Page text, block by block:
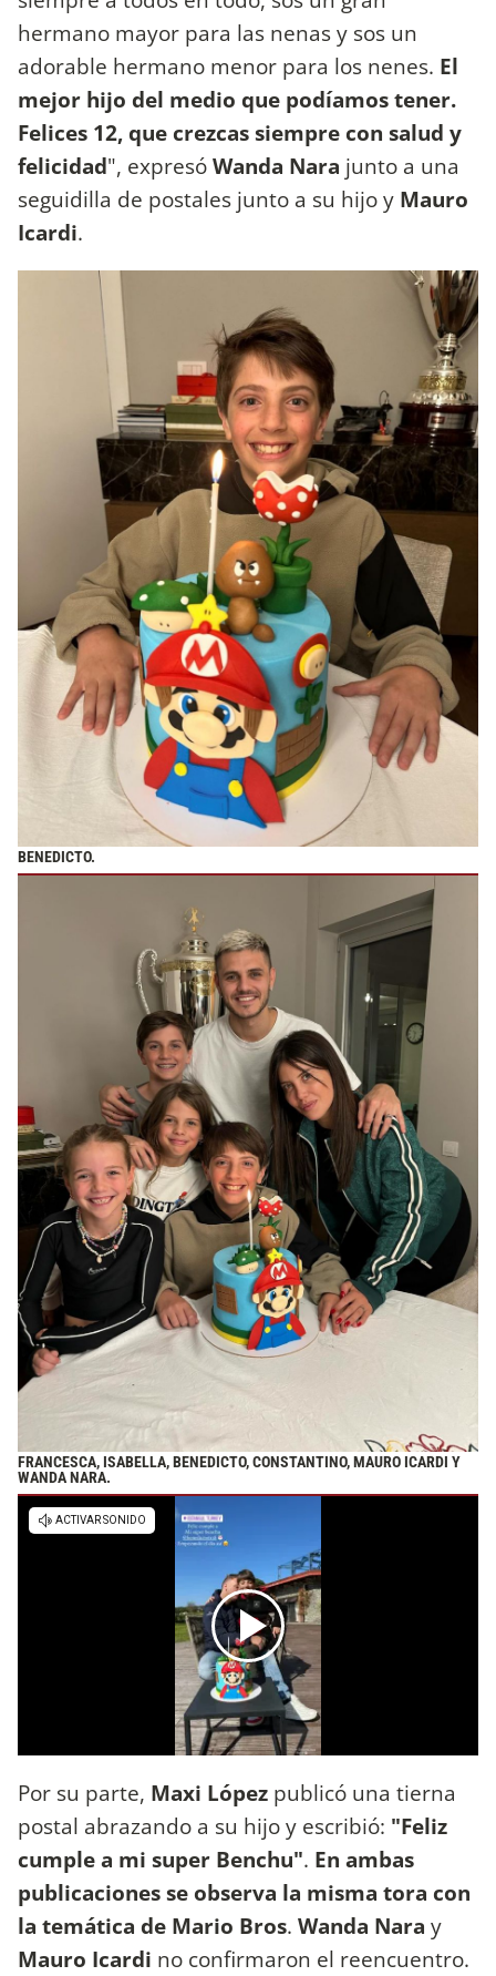
hermano mayor para las nenas y sos un
adorable hermano menor para los nenes. El
mejor hijo del medio que podíamos tener.
Felices 12, que crezcas siempre con salud y
felicidad", expresóWanda Nara junto a una
seguidilla de postales junto a su hijo y Mauro
Icardi.
BENEDICTO.
FRANCESCA, ISABELLA, BENEDICTO, CONSTANTINO, MAURO ICARDI Y
WANDA NARA.
Por su parte, Maxi López publicó una tierna
postal abrazando a su hijo y escribió: "Feliz
cumple a mi super Benchu". En ambas
publicaciones se observa la misma tora con
la temática de Mario Bros. Wanda Nara y
Mauro Icardi no confirmaron el reencuentro.